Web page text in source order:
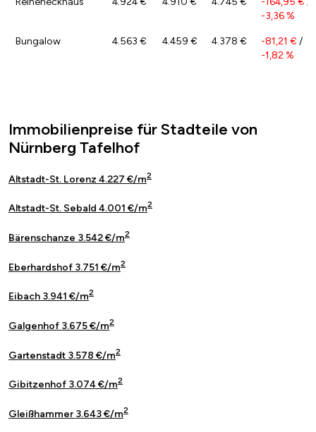
-3,36 %
Bungalow 4.563 € 4.459 € 4.378 € -81,21 € /
-1,82 %
Immobilienpreise für Stadteile von
Nürnberg Tafelhof
Altstadt-St. Lorenz 4.227 €/m2
Altstadt-St. Sebald 4.001 €/m2
Bärenschanze 3.542 €/m2
Eberhardshof 3.751 €/m2
Eibach 3.941 €/m2
Galgenhof 3.675 €/m2
Gartenstadt 3.578 €/m2
Gibitzenhof 3.074 €/m2
Gleißhammer 3.643 €/m2